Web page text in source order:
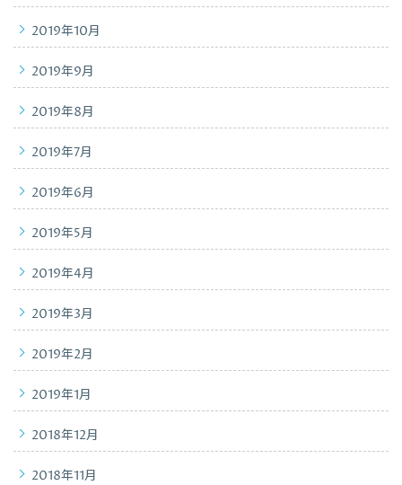
2019年10月
2019年9月
2019年8月
2019年7月
2019年6月
2019年5月
2019年4月
2019年3月
2019年2月
2019年1月
2018年12月
2018年11月